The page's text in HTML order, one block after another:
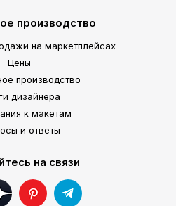
производство
на маркетплейсах
Цены
производство
дизайнера
к макетам
и ответы
на связи